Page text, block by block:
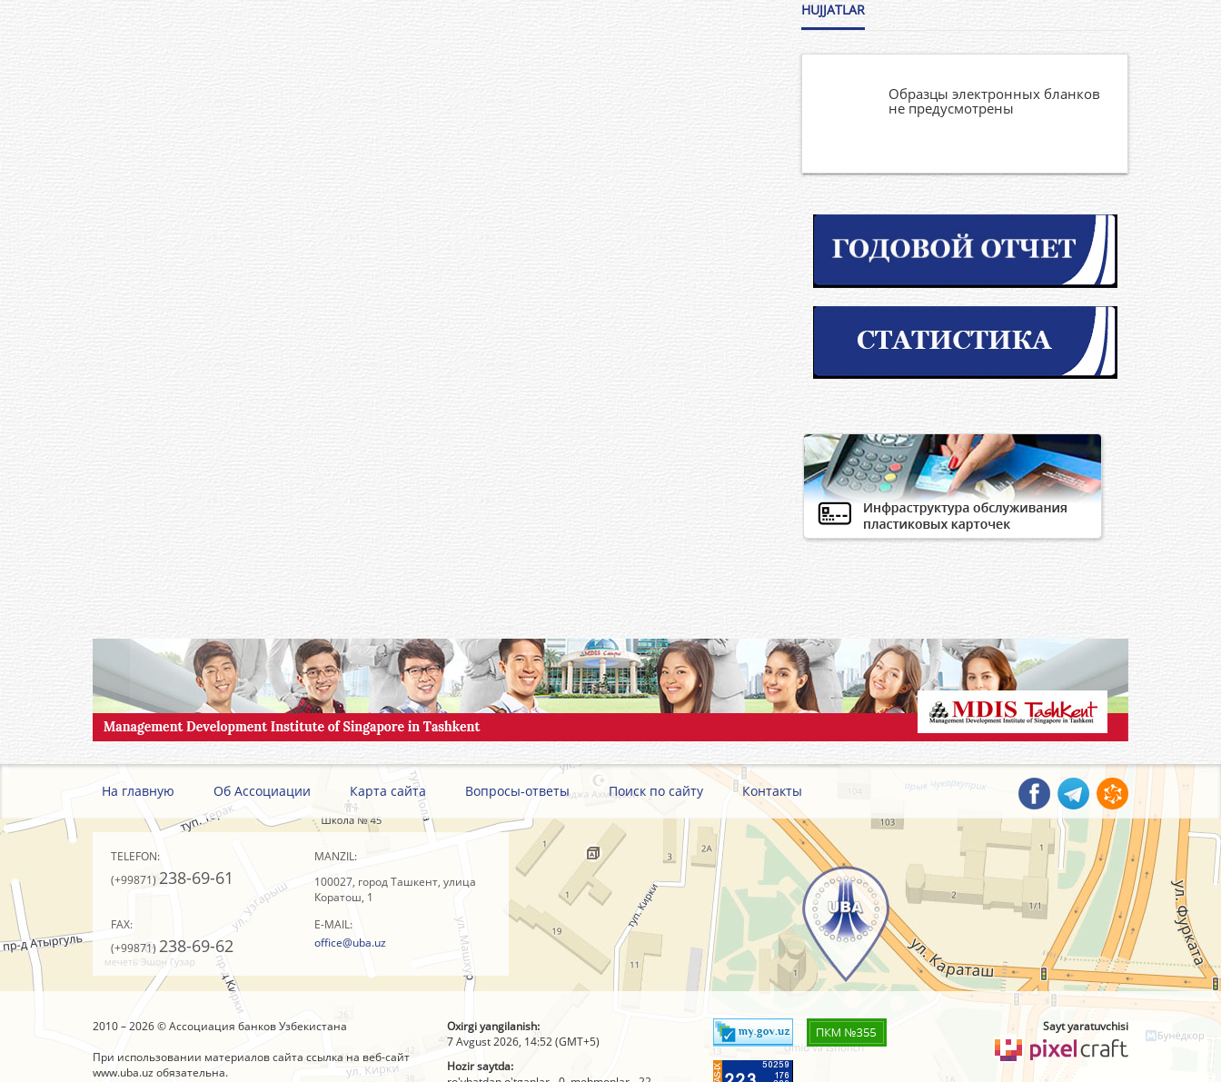
HUJJATLAR
Образцы электронных бланков
не предусмотрены
На главную Об Ассоциации Карта сайта Вопросы-ответы Поиск по сайту Контакты
TELEFON:
(+99871)238-69-61
MANZIL:
100027, город Ташкент, улица
Коратош, 1
FAX:
(+99871) 238-69-62
E-MAIL:
office@uba.uz
2010 – 2026 © Ассоциация банков Узбекистана
При использовании материалов сайта ссылка на веб-сайт
www.uba.uz обязательна.
Oxirgi yangilanish:
7 Avgust 2026, 14:52 (GMT+5)
Hozir saytda:
Sayt yaratuvchisi